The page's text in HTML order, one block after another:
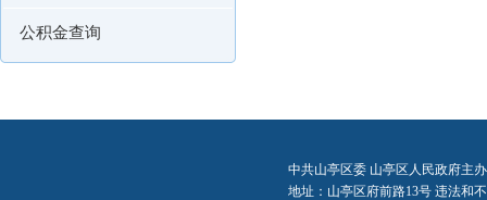
公积金查询
中共山亭区委 山亭区人民政府主
地址：山亭区府前路13号 违法和